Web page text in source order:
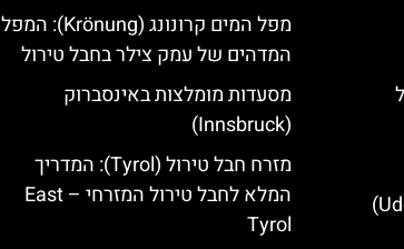
מלונות מומלצים באודרנס (Uderns)
מפל המים קרונונג (Krönung): המפל
המדהים של עמק צילר בחבל טירול
מסעדות מומלצות באינסברוק
(Innsbruck)
מזרח חבל טירול (Tyrol): המדריך
המלא לחבל טירול המזרחי – East
Tyrol